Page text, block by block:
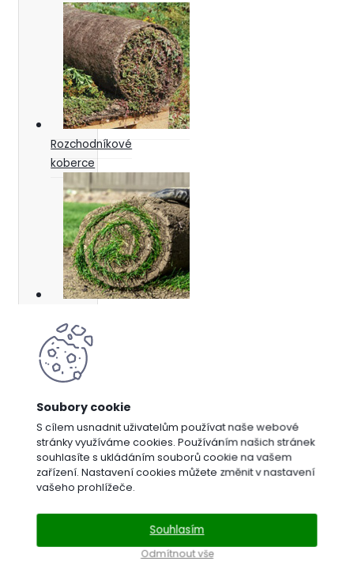
S cílem usnadnit uživatelům používat naše webové
stránky využíváme cookies. Používáním našich stránek
souhlasíte s ukládáním souborů cookie na vašem
zařízení. Nastavení cookies můžete změnit v nastavení
vašeho prohlížeče.
Odmítnout vše
Souhlasím
Rozchodníkové
koberce
koberce
Trávníkové